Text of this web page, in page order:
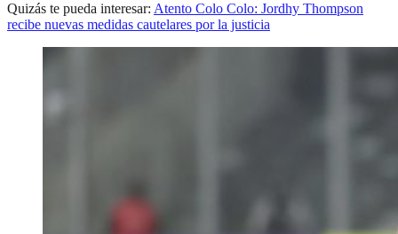
Quizás te pueda interesar: Atento Colo Colo: Jordhy Thompson
recibe nuevas medidas cautelares por la justicia